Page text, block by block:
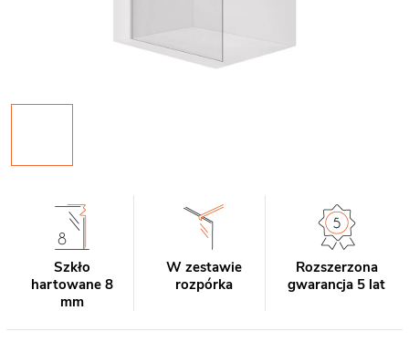
Szkło
hartowane 8
mm
W zestawie
rozpórka
Rozszerzona
gwarancja 5 lat